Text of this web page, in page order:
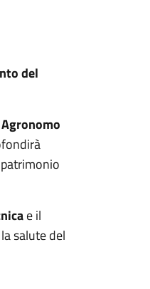
del
e il
salute del